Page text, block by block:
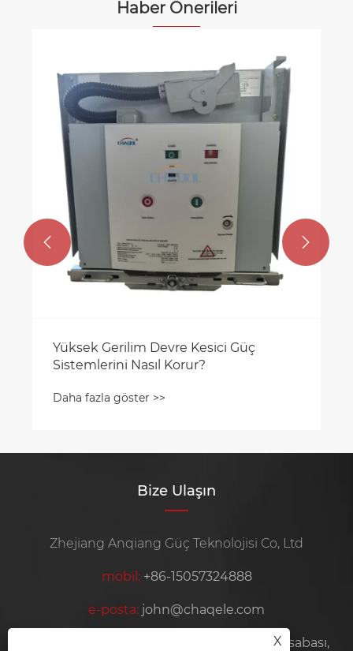
Haber Önerileri
Yüksek Gerilim Devre Kesici Güç
Sistemlerini Nasıl Korur?
Daha fazla göster >>
 
Bize Ulaşın
Zhejiang Anqiang Güç Teknolojisi Co, Ltd
mobil: +86-15057324888
e-posta: john@chaqele.com
Jinlu Sanayi Bölgesi, Beibaixiang Kasabası,
X